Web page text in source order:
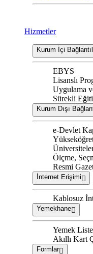
Hizmetler
Kurum İçi
EBYS
Lisanslı
Uygulama
Sürekli
Kurum Dışı
e-Devlet
Ölçme,
Resmi
İnternet Erişimi
Kablosuz
Yemekhane
Yemek
Akıllı Kart
Formlar